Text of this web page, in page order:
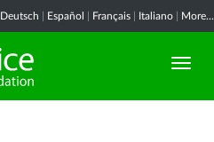
Deutsch Español Français Italiano More...